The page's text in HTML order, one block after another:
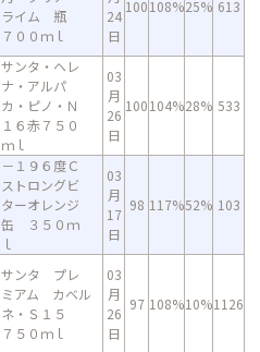
ライム 瓶
７００ｍｌ
24
日
100108%25% 613
サンタ・ヘレ
ナ・アルパ
カ・ピノ・Ｎ
１６赤７５０
ｍｌ
03
月
26
日
100104%28% 533
－１９６度Ｃ
ストロングビ
ターオレンジ
缶 ３５０ｍ
ｌ
03
月
17
日
98 117%52% 103
サンタ プレ
ミアム カベル
ネ・Ｓ１５
７５０ｍｌ
03
月
26
日
97 108%10%1126